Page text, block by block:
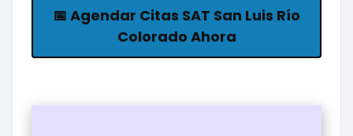
📅 Agendar Citas SAT San Luis Río
Colorado Ahora